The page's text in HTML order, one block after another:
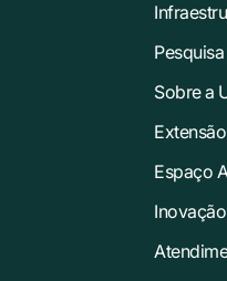
Pesquisa
Sobre a
Extensão
Espaço
Inovação